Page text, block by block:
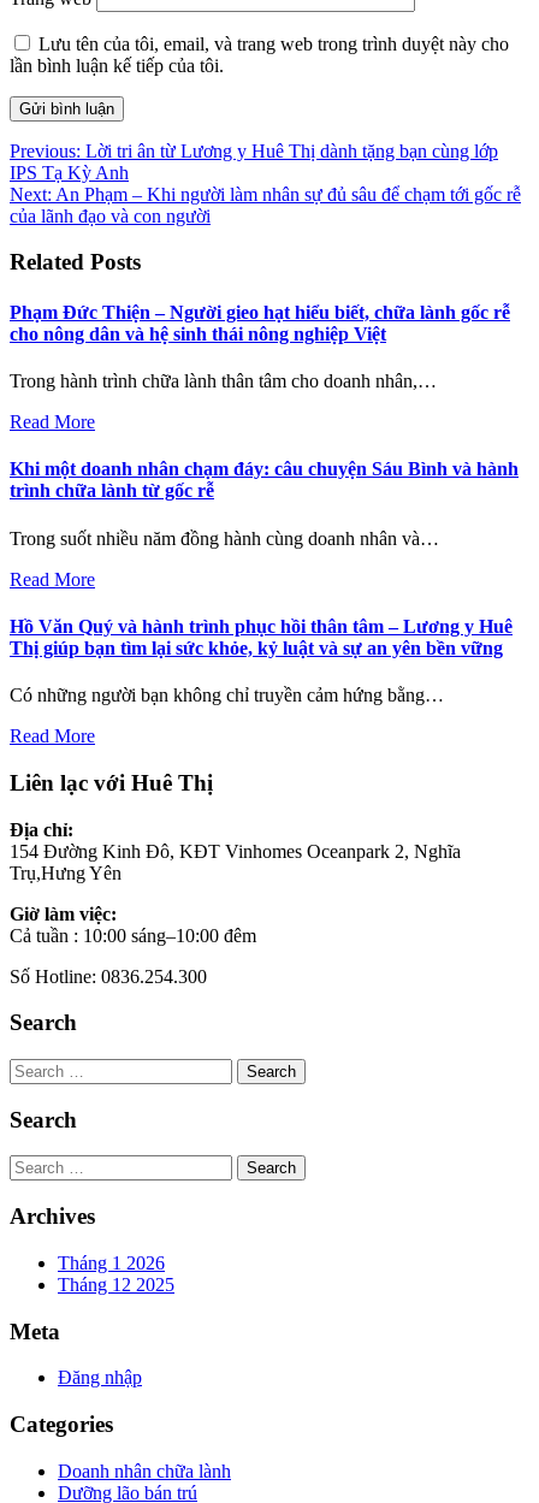
Lưu tên của tôi, email, và trang web trong trình duyệt này cho
lần bình luận kế tiếp của tôi.
Điều
hướng
bài
viết
Previous: Lời tri ân từ Lương y Huê Thị dành tặng bạn cùng lớp
IPS Tạ Kỳ Anh
Next: An Phạm – Khi người làm nhân sự đủ sâu để chạm tới gốc rễ
của lãnh đạo và con người
Related Posts
Phạm Đức Thiện – Người gieo hạt hiểu biết, chữa lành gốc rễ
cho nông dân và hệ sinh thái nông nghiệp Việt
Trong hành trình chữa lành thân tâm cho doanh nhân,…
Read More
Khi một doanh nhân chạm đáy: câu chuyện Sáu Bình và hành
trình chữa lành từ gốc rễ
Trong suốt nhiều năm đồng hành cùng doanh nhân và…
Read More
Hồ Văn Quý và hành trình phục hồi thân tâm – Lương y Huê
Thị giúp bạn tìm lại sức khỏe, kỷ luật và sự an yên bền vững
Có những người bạn không chỉ truyền cảm hứng bằng…
Read More
Liên lạc với Huê Thị
Địa chỉ:
154 Đường Kinh Đô, KĐT Vinhomes Oceanpark 2, Nghĩa
Trụ,Hưng Yên
Giờ làm việc:
Cả tuần : 10:00 sáng–10:00 đêm
Số Hotline: 0836.254.300
Search
Search
Search
Search
Archives
Tháng 1 2026
Tháng 12 2025
Meta
Đăng nhập
Categories
Doanh nhân chữa lành
Dưỡng lão bán trú